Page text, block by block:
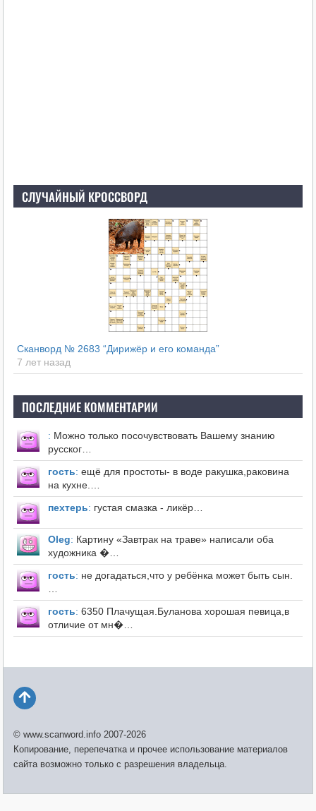
СЛУЧАЙНЫЙ КРОССВОРД
Сканворд № 2683 “Дирижёр и его команда”
7 лет назад
ПОСЛЕДНИЕ КОММЕНТАРИИ
: Можно только посочувствовать Вашему знанию
русског…
гость: ещё для простоты- в воде ракушка,раковина
на кухне.…
пехтерь: густая смазка - ликёр…
Оleg: Картину «Завтрак на траве» написали оба
художника �…
гость: не догадаться,что у ребёнка может быть сын.
…
гость: 6350 Плачущая.Буланова хорошая певица,в
отличие от мн�…
© www.scanword.info 2007-2026
Копирование, перепечатка и прочее использование материалов
сайта возможно только с разрешения владельца.